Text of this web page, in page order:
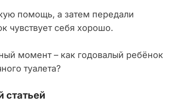
помощь, а затем передали
чувствует себя хорошо.
момент – как годовалый ребёнок
туалета?
статьей